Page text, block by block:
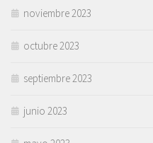
noviembre 2023
octubre 2023
septiembre 2023
junio 2023